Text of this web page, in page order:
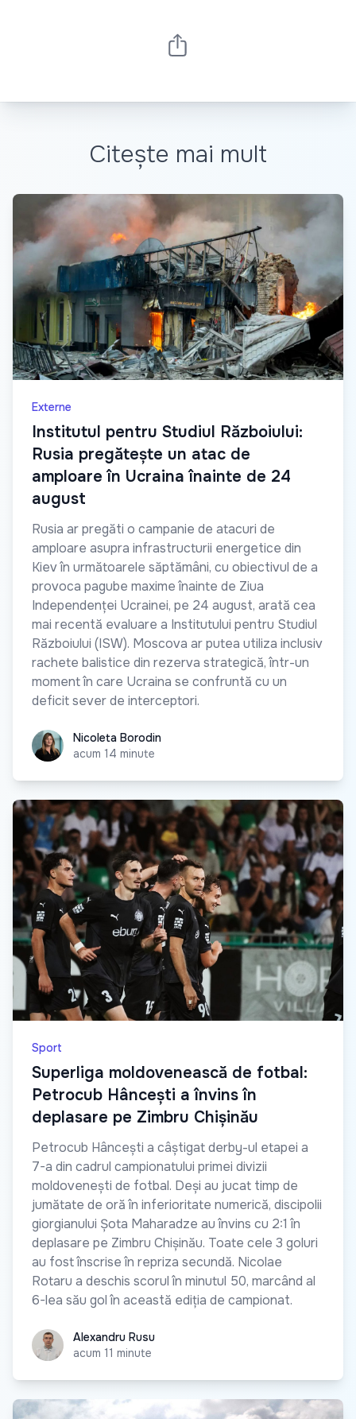
Citește mai mult
Externe
Institutul pentru Studiul Războiului:
Rusia pregătește un atac de
amploare în Ucraina înainte de 24
august
Rusia ar pregăti o campanie de atacuri de
amploare asupra infrastructurii energetice din
Kiev în următoarele săptămâni, cu obiectivul de a
provoca pagube maxime înainte de Ziua
Independenței Ucrainei, pe 24 august, arată cea
mai recentă evaluare a Institutului pentru Studiul
Războiului (ISW). Moscova ar putea utiliza inclusiv
rachete balistice din rezerva strategică, într-un
moment în care Ucraina se confruntă cu un
deficit sever de interceptori.
Nicoleta Borodin
Nicoleta Borodin
acum 14 minute
Sport
Superliga moldovenească de fotbal:
Petrocub Hâncești a învins în
deplasare pe Zimbru Chișinău
Petrocub Hâncești a câștigat derby-ul etapei a
7-a din cadrul campionatului primei divizii
moldovenești de fotbal. Deși au jucat timp de
jumătate de oră în inferioritate numerică, discipolii
giorgianului Șota Maharadze au învins cu 2:1 în
deplasare pe Zimbru Chișinău. Toate cele 3 goluri
au fost înscrise în repriza secundă. Nicolae
Rotaru a deschis scorul în minutul 50, marcând al
6-lea său gol în această ediția de campionat.
Alexandru Rusu
Alexandru Rusu
acum 11 minute